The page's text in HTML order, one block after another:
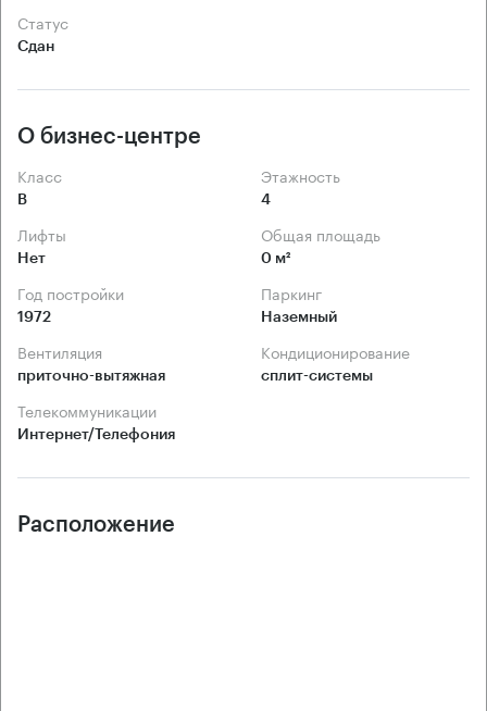
Статус
Сдан
О бизнес-центре
Класс
B
Этажность
4
Лифты
Нет
Общая площадь
0 м²
Год постройки
1972
Паркинг
Наземный
Вентиляция
приточно-вытяжная
Кондиционирование
сплит-системы
Телекоммуникации
Интернет/Телефония
Расположение